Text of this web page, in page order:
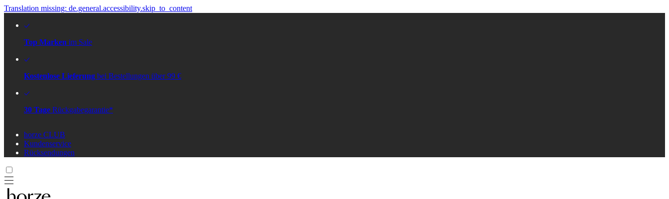
Translation missing: de.general.accessibility.skip_to_content
Top Marken im Sale
Kostenlose Lieferung bei Bestellungen über 99 €
30 Tage Rückgabegarantie*
horze CLUB
Kundenservice
Rücksendungen